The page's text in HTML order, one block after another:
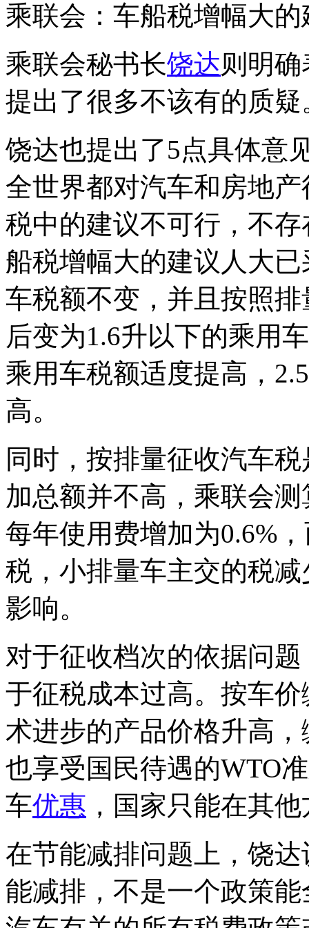
乘联会：车船税增幅大
乘联会秘书长饶达则明
提出了很多不该有的质疑
饶达也提出了5点具体意
全世界都对汽车和房地
税中的建议不可行，不
船税增幅大的建议人大
车税额不变，并且按照
后变为1.6升以下的乘用
乘用车税额适度提高，
高。
同时，按排量征收汽车
加总额并不高，乘联会
每年使用费增加为0.6%
税，小排量车主交的税
影响。
对于征收档次的依据问
于征税成本过高。按车
术进步的产品价格升高
也享受国民待遇的WTO
车优惠 ，国家只能在其
在节能减排问题上，饶
能减排，不是一个政策